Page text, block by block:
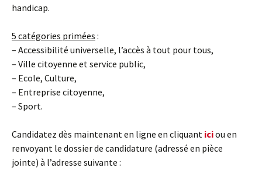
handicap.
5 catégories primées :
– Accessibilité universelle, l’accès à tout pour tous,
– Ville citoyenne et service public,
– Ecole, Culture,
– Entreprise citoyenne,
– Sport.
Candidatez dès maintenant en ligne en cliquant iciou en
renvoyant le dossier de candidature (adressé en pièce
jointe) à l’adresse suivante :